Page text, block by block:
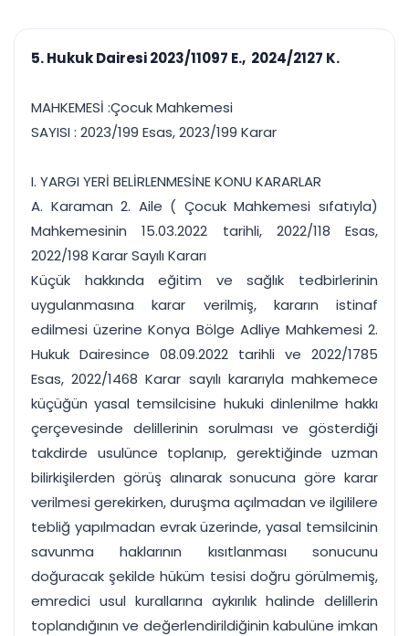
Duruşma ve görev
takvimi
Bildirim
Süreleri asla kaçırmayın
takibi
UYAP & UETS entegrasyonundan finansa, hepsi bir arada.
Tüm özellikleri inceleyin Ücretsiz Başlayın
5. Hukuk Dairesi 2023/11097 E., 2024/2127 K.
MAHKEMESİ :Çocuk Mahkemesi
SAYISI : 2023/199 Esas, 2023/199 Karar
I. YARGI YERİ BELİRLENMESİNE KONU KARARLAR
A. Karaman 2. Aile ( Çocuk Mahkemesi sıfatıyla)
Mahkemesinin 15.03.2022 tarihli, 2022/118 Esas,
2022/198 Karar Sayılı Kararı
Küçük hakkında eğitim ve sağlık tedbirlerinin
uygulanmasına karar verilmiş, kararın istinaf
edilmesi üzerine Konya Bölge Adliye Mahkemesi 2.
Hukuk Dairesince 08.09.2022 tarihli ve 2022/1785
Esas, 2022/1468 Karar sayılı kararıyla mahkemece
küçüğün yasal temsilcisine hukuki dinlenilme hakkı
çerçevesinde delillerinin sorulması ve gösterdiği
takdirde usulünce toplanıp, gerektiğinde uzman
bilirkişilerden görüş alınarak sonucuna göre karar
verilmesi gerekirken, duruşma açılmadan ve ilgililere
tebliğ yapılmadan evrak üzerinde, yasal temsilcinin
savunma haklarının kısıtlanması sonucunu
doğuracak şekilde hüküm tesisi doğru görülmemiş,
emredici usul kurallarına aykırılık halinde delillerin
toplandığının ve değerlendirildiğinin kabulüne imkan